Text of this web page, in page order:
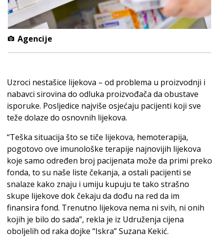
Agencije
Uzroci nestašice lijekova – od problema u proizvodnji i
nabavci sirovina do odluka proizvođača da obustave
isporuke. Posljedice najviše osjećaju pacijenti koji sve
teže dolaze do osnovnih lijekova.
“Teška situacija što se tiče lijekova, hemoterapija,
pogotovo ove imunološke terapije najnovijih lijekova
koje samo određen broj pacijenata može da primi preko
fonda, to su naše liste čekanja, a ostali pacijenti se
snalaze kako znaju i umiju kupuju te tako strašno
skupe lijekove dok čekaju da dođu na red da im
finansira fond. Trenutno lijekova nema ni svih, ni onih
kojih je bilo do sada”, rekla je iz Udruženja cijena
oboljelih od raka dojke “Iskra” Suzana Kekić.